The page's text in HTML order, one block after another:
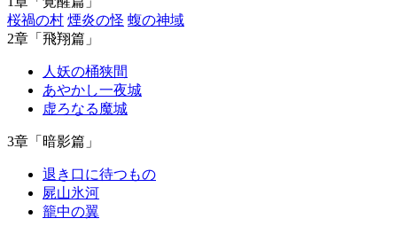
桜禍の村 煙炎の怪 蝮の神域
2章「飛翔篇」
人妖の桶狭間
あやかし一夜城
虚ろなる魔城
3章「暗影篇」
退き口に待つもの
屍山氷河
籠中の翼